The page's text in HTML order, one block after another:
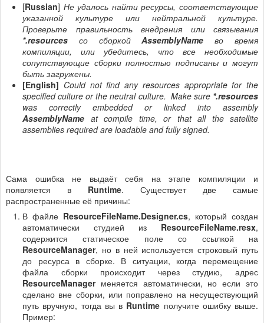
[Russian] Не удалось найти ресурсы, соответствующие
указанной культуре или нейтральной культуре.
Проверьте правильность внедрения или связывания
*.resources со сборкойAssemblyNameво время
компиляции, или убедитесь, что все необходимые
сопутствующие сборки полностью подписаны и могут
быть загружены.
[English] Could not find any resources appropriate for the
specified culture or the neutral culture. Make sure *.resources
was correctly embedded or linked into assembly
AssemblyName at compile time, or that all the satellite
assemblies required are loadable and fully signed.
Сама ошибка не выдаёт себя на этапе компиляции и
появляется в Runtime. Существует две самые
распространенные её причины:
В файле ResourceFileName.Designer.cs, который создан
автоматически студией из ResourceFileName.resx,
содержится статическое поле со ссылкой на
ResourceManager, но в ней используется строковый путь
до ресурса в сборке. В ситуации, когда перемещение
файла сборки происходит через студию, адрес
ResourceManager меняется автоматически, но если это
сделано вне сборки, или поправлено на несуществующий
путь вручную, тогда вы в Runtime получите ошибку выше.
Пример: